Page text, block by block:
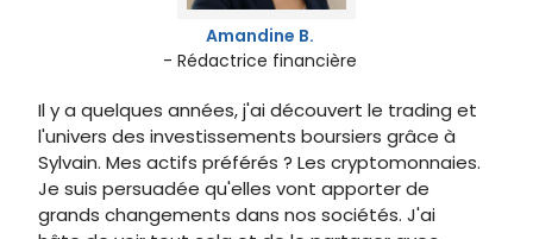
Amandine B.
- Rédactrice financière
Il y a quelques années, j'ai découvert le trading et
l'univers des investissements boursiers grâce à
Sylvain. Mes actifs préférés ? Les cryptomonnaies.
Je suis persuadée qu'elles vont apporter de
grands changements dans nos sociétés. J'ai